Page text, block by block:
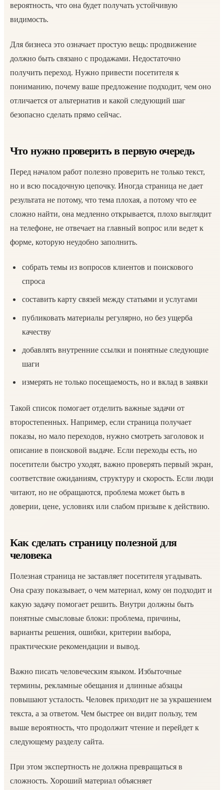
вероятность, что она будет получать устойчивую
видимость.
Для бизнеса это означает простую вещь: продвижение
должно быть связано с продажами. Недостаточно
получить переход. Нужно привести посетителя к
пониманию, почему ваше предложение подходит, чем оно
отличается от альтернатив и какой следующий шаг
безопасно сделать прямо сейчас.
Что нужно проверить в первую очередь
Перед началом работ полезно проверить не только текст,
но и всю посадочную цепочку. Иногда страница не дает
результата не потому, что тема плохая, а потому что ее
сложно найти, она медленно открывается, плохо выглядит
на телефоне, не отвечает на главный вопрос или ведет к
форме, которую неудобно заполнить.
собрать темы из вопросов клиентов и поискового
спроса
составить карту связей между статьями и услугами
публиковать материалы регулярно, но без ущерба
качеству
добавлять внутренние ссылки и понятные следующие
шаги
измерять не только посещаемость, но и вклад в заявки
Такой список помогает отделить важные задачи от
второстепенных. Например, если страница получает
показы, но мало переходов, нужно смотреть заголовок и
описание в поисковой выдаче. Если переходы есть, но
посетители быстро уходят, важно проверять первый экран,
соответствие ожиданиям, структуру и скорость. Если люди
читают, но не обращаются, проблема может быть в
доверии, цене, условиях или слабом призыве к действию.
Как сделать страницу полезной для
человека
Полезная страница не заставляет посетителя угадывать.
Она сразу показывает, о чем материал, кому он подходит и
какую задачу помогает решить. Внутри должны быть
понятные смысловые блоки: проблема, причины,
варианты решения, ошибки, критерии выбора,
практические рекомендации и вывод.
Важно писать человеческим языком. Избыточные
термины, рекламные обещания и длинные абзацы
повышают усталость. Человек приходит не за украшением
текста, а за ответом. Чем быстрее он видит пользу, тем
выше вероятность, что продолжит чтение и перейдет к
следующему разделу сайта.
При этом экспертность не должна превращаться в
сложность. Хороший материал объясняет